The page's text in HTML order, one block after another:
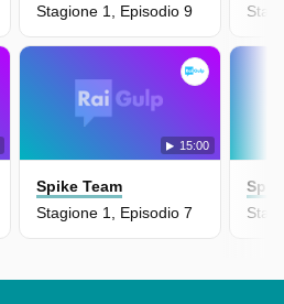
Stagione 1, Episodio 9
15:00
Spike Team
Stagione 1, Episodio 7